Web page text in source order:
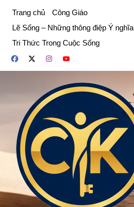
phần
dung
Trang chủ
Công Giáo
Lẽ Sống – Những thông điệp Ý nghĩa
Tri Thức Trong Cuộc Sống